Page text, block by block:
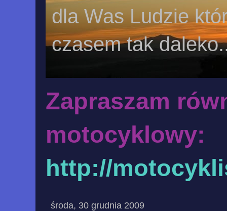
dla Was Ludzie
czasem tak
Zapraszam
motocyklowy:
http://
środa, 30 grudnia 2009